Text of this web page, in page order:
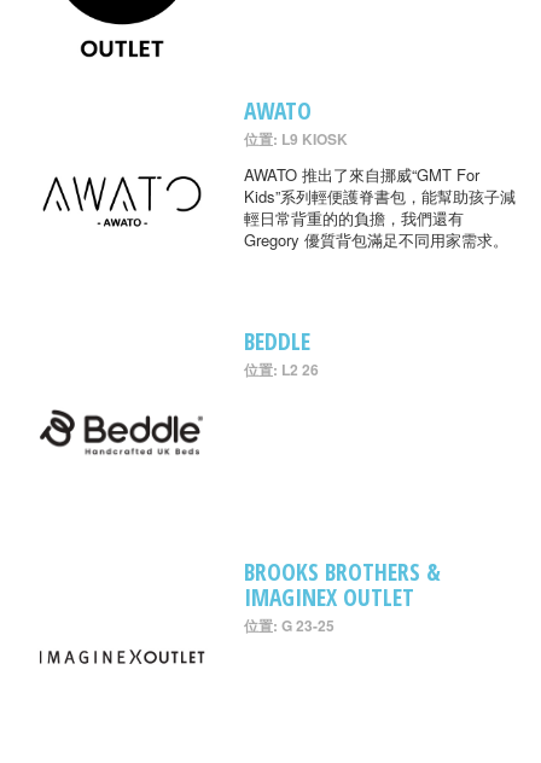
AWATO
位置: L9 KIOSK
AWATO 推出了來自挪威“GMT For
Kids”系列輕便護脊書包，能幫助孩子減
輕日常背重的的負擔，我們還有
Gregory 優質背包滿足不同用家需求。
BEDDLE
位置: L2 26
BROOKS BROTHERS &
IMAGINEX OUTLET
位置: G 23-25